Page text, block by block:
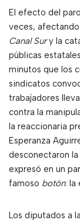
El efecto del
veces,
Canal Sury la
públicas
minutos que los
sindicatos
trabajadores
contra la
la reaccionaria
Esperanza
desconectaron
expresó en un
famoso botón: la
Los diputados a